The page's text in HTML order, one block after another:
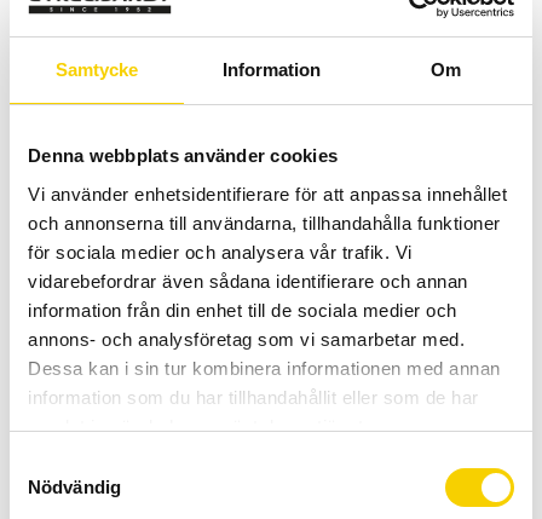
Samtycke Information Om
Denna webbplats använder cookies
Vi använder enhetsidentifierare för att anpassa innehållet
och annonserna till användarna, tillhandahålla funktioner
för sociala medier och analysera vår trafik. Vi
vidarebefordrar även sådana identifierare och annan
information från din enhet till de sociala medier och
annons- och analysföretag som vi samarbetar med.
Dessa kan i sin tur kombinera informationen med annan
information som du har tillhandahållit eller som de har
samlat in när du har använt deras tjänster.
Nödvändig
+
-
KÖP
Certifierad cykelservice & Shimano Service Center
Allt inom cykel på ett ställe
Kunnig personal och hög kundnöjdhet
Lagerstatus
1 st i lager
Artikelnr
889500
Tillv. artikelnr
Bicycle Carriers
Tillverkare
Thule
En röradapter för fäste av Thule ProRide cykelhållare på
fyrkantiga eller runda lasthållarrör av aluminium.